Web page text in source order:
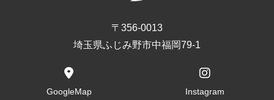
〒356-0013
埼玉県ふじみ野市中福岡79-1
GoogleMap Instagram